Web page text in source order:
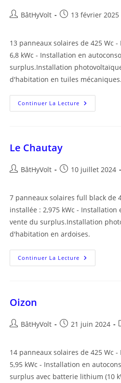
Auteur/autrice
publication :
BâtHyVolt
Publication
13 février 2025
13 panneaux solaires de 425 Wc
6,8 kWc - Installation en
surplus.Installation
d'habitation en tuiles mécaniques.
Continuer La Lecture Jussy-
Le-
Le Chautay
Auteur/autrice
publication :
BâtHyVolt
Publication
10 juillet 2024
7 panneaux solaires full black de
installée : 2,975 kWc -
vente du surplus.Installation
d'habitation en ardoises.
Continuer La Lecture Le
Chautay
Oizon
Auteur/autrice
publication :
BâtHyVolt
Publication
21 juin 2024
14 panneaux solaires de 425 Wc
5,95 kWc - Installation en
surplus avec batterie lithium (10